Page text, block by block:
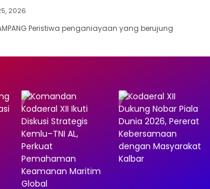
2026
Peristiwa penganiayaan yang berujung